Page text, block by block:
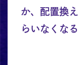
か、配置換
らいなくな